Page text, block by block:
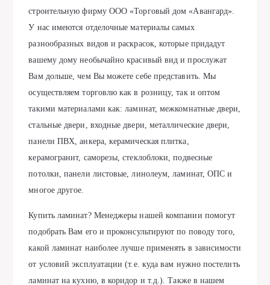
строительную фирму ООО «Торговый дом «Авангард».
У нас имеются отделочные материалы самых
разнообразных видов и раскрасок, которые придадут
вашему дому необычайно красивый вид и прослужат
Вам дольше, чем Вы можете себе представить. Мы
осуществляем торговлю как в розницу, так и оптом
такими материалами как: ламинат, межкомнатные двери,
стальные двери, входные двери, металлические двери,
панели ПВХ, анкера, керамическая плитка,
керамогранит, саморезы, стеклоблоки, подвесные
потолки, панели листовые, линолеум, ламинат, ОПС и
многое другое.
Купить ламинат? Менеджеры нашей компании помогут
подобрать Вам его и проконсультируют по поводу того,
какой ламинат наиболее лучше применять в зависимости
от условий эксплуатации (т.е. куда вам нужно постелить
ламинат на кухню, в коридор и т.д.). Также в нашем